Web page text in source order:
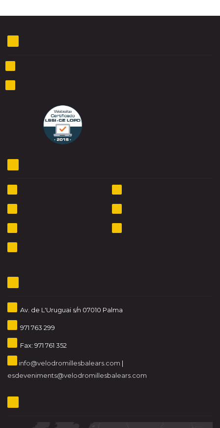
Av. de L'Uruguai s/n 07010 Palma
971 763 299
Fax: 971 761 352
info@velodromillesbalears.com |
esdeveniments@velodromillesbalears.com